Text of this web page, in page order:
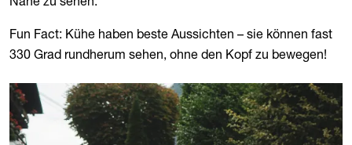
Fun Fact: Kühe haben beste Aussichten – sie können fast
330 Grad rundherum sehen, ohne den Kopf zu bewegen!